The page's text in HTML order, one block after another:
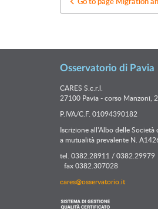
Osservatorio di Pavia
CARES S.c.r.l.
27100 Pavia - corso Manzoni,
P.IVA/C.F. 01094390182
Iscrizione all’Albo delle Società
a mutualità prevalente N.
tel. 0382.28911 / 0382.29979
fax 0382.307028
cares@osservatorio.it